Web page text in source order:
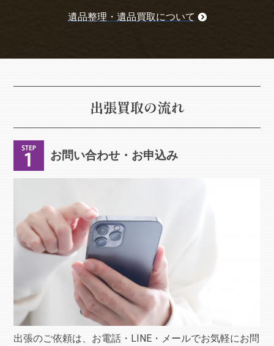
遺品整理・遺品買取について
出張買取の流れ
お問い合わせ・お申込み
出張のご依頼は、お電話・LINE・メールでお気軽にお問